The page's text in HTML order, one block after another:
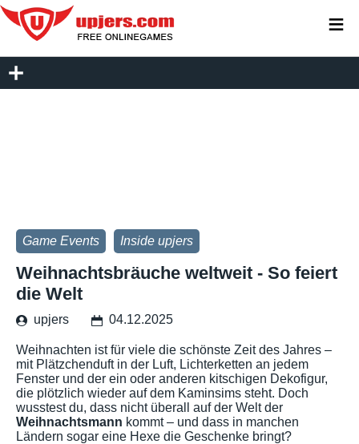
Game Events Inside upjers
Weihnachtsbräuche weltweit - So feiert
die Welt
upjers 04.12.2025
Weihnachten ist für viele die schönste Zeit des Jahres –
mit Plätzchenduft in der Luft, Lichterketten an jedem
Fenster und der ein oder anderen kitschigen Dekofigur,
die plötzlich wieder auf dem Kaminsims steht. Doch
wusstest du, dass nicht überall auf der Welt der
Weihnachtsmann kommt – und dass in manchen
Ländern sogar eine Hexe die Geschenke bringt?
≡